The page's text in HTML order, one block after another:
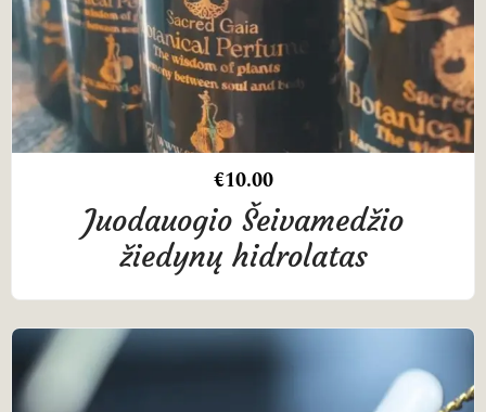
€10.00
Juodauogio Šeivamedžio
žiedynų hidrolatas